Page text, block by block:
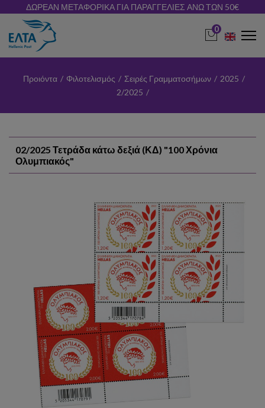
ΔΩΡΕΑΝ ΜΕΤΑΦΟΡΙΚΑ ΓΙΑ ΠΑΡΑΓΓΕΛΙΕΣ ΑΝΩ ΤΩΝ 50€
0
Προιόντα / Φιλοτελισμός / Σειρές Γραμματοσήμων / 2025 /
2/2025 /
02/2025 Τετράδα κάτω δεξιά (ΚΔ) "100 Χρόνια
Ολυμπιακός"